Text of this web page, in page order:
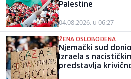
Palestine
04.08.2026. u 06:27
ŽENA OSLOBOĐENA
Njemački sud
Izraela s
predstavlja